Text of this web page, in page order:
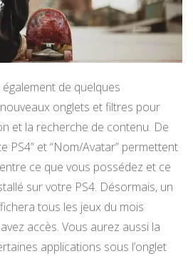
de quelques
onglets et filtres pour
et la recherche de contenu. De
PS4” et “Nom/Avatar” permettent
ce que vous possédez et ce
sur votre PS4. Désormais, un
tous les jeux du mois
accès. Vous aurez aussi la
applications sous l’onglet